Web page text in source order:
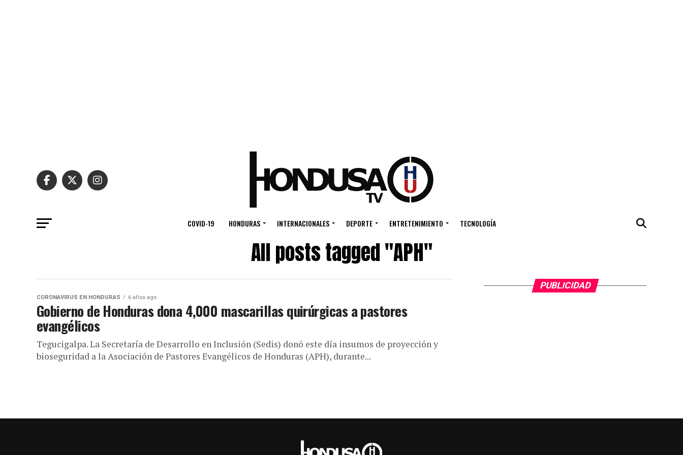
COVID-19 HONDURAS INTERNACIONALES DEPORTE ENTRETENIMIENTO TECNOLOGÍA
All posts tagged "APH"
CORONAVIRUS EN HONDURAS 6 años ago
Gobierno de Honduras dona 4,000 mascarillas quirúrgicas a pastores
evangélicos
Tegucigalpa. La Secretaría de Desarrollo en Inclusión (Sedis) donó este día insumos de proyección y
bioseguridad a la Asociación de Pastores Evangélicos de Honduras (APH), durante...
PUBLICIDAD